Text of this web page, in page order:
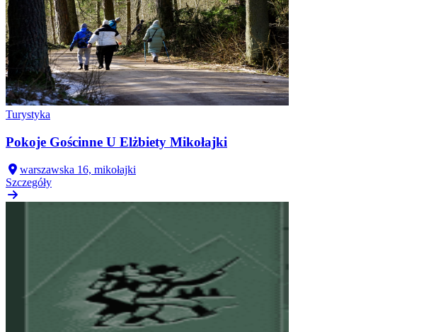
Turystyka
Pokoje Gościnne U Elżbiety Mikołajki
warszawska 16, mikołajki
Szczegóły